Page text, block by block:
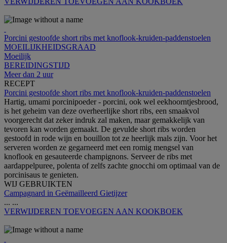
Porcini gestoofde short ribs met knoflook-kruiden-paddenstoelen
MOEILIJKHEIDSGRAAD
Moeilijk
BEREIDINGSTIJD
Meer dan 2 uur
RECEPT
Porcini gestoofde short ribs met knoflook-kruiden-paddenstoelen
Hartig, umami porcinipoeder - porcini, ook wel eekhoorntjesbrood,
is het geheim van deze overheerlijke short ribs, een smaakvol
voorgerecht dat zeker indruk zal maken, maar gemakkelijk van
tevoren kan worden gemaakt. De gevulde short ribs worden
gestoofd in rode wijn en bouillon tot ze heerlijk mals zijn. Voor het
serveren worden ze gegarneerd met een romig mengsel van
knoflook en gesauteerde champignons. Serveer de ribs met
aardappelpuree, polenta of zelfs zachte gnocchi om optimaal van de
porcinisaus te genieten.
WIJ GEBRUIKTEN
Campagnard in Geëmailleerd Gietijzer
... ...
VERWIJDEREN TOEVOEGEN AAN KOOKBOEK